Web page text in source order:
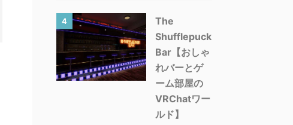
4
The
Shufflepuck
Bar【おしゃ
れバーとゲ
ーム部屋の
VRChatワー
ルド】